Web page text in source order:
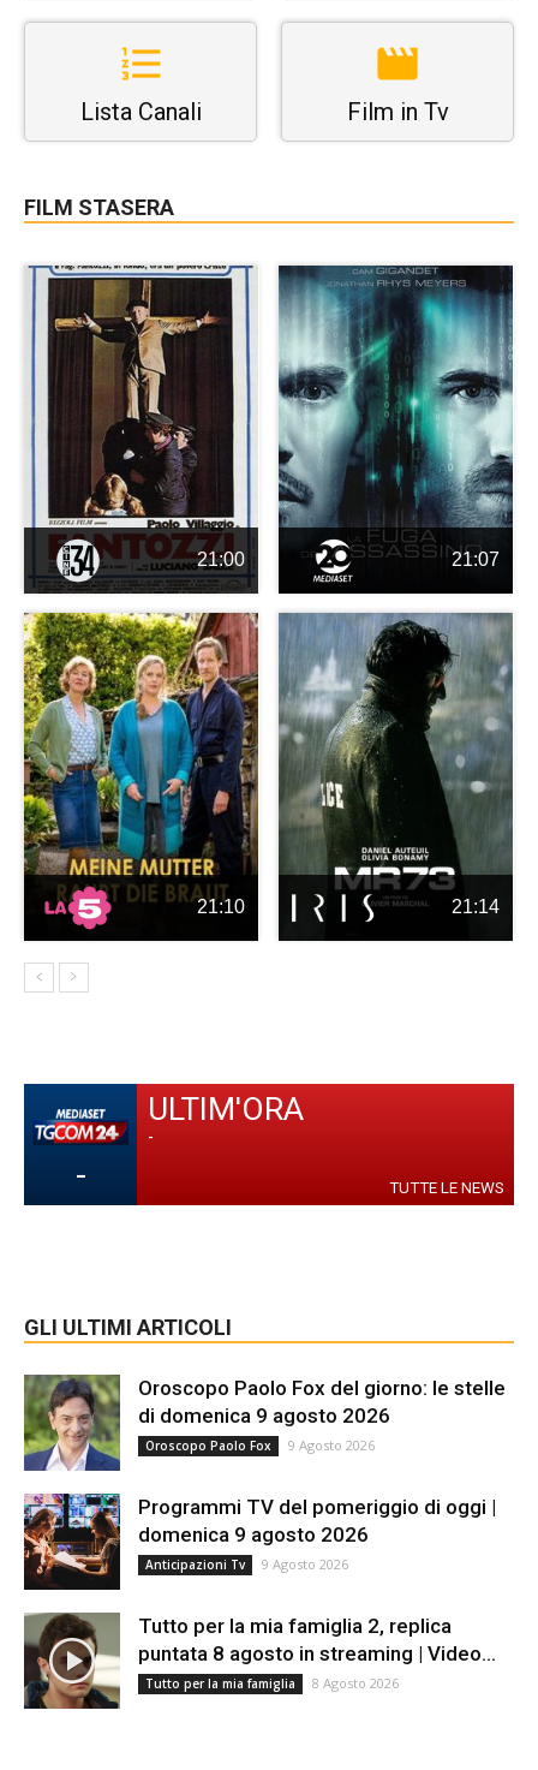
Lista Canali Film in Tv
FILM STASERA
21:00 21:07
21:10 21:14
-
ULTIM'ORA
-
TUTTE LE NEWS
GLI ULTIMI ARTICOLI
Oroscopo Paolo Fox del giorno: le stelle
di domenica 9 agosto 2026
Oroscopo Paolo Fox 9 Agosto 2026
Programmi TV del pomeriggio di oggi |
domenica 9 agosto 2026
Anticipazioni Tv 9 Agosto 2026
Tutto per la mia famiglia 2, replica
puntata 8 agosto in streaming | Video...
Tutto per la mia famiglia 8 Agosto 2026